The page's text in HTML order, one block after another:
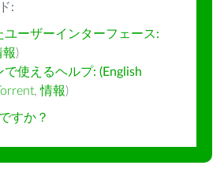
:
ユーザーインターフェース:
報)
で使えるヘルプ: (English
,情報)
すか？